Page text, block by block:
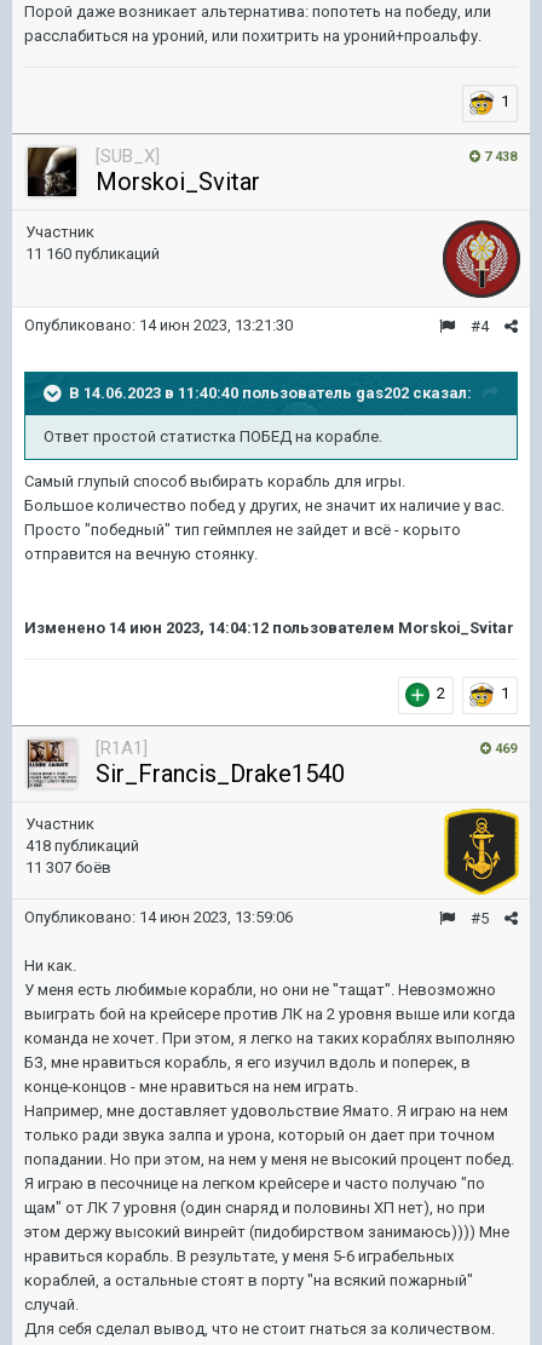
Порой даже возникает альтернатива: попотеть на победу, или
расслабиться на уроний, или похитрить на уроний+проальфу.
1
7 438
[SUB_X]
Morskoi_Svitar
Участник
11 160 публикаций
#4
Опубликовано: 14 июн 2023, 13:21:30
В 14.06.2023 в 11:40:40 пользователь gas202 сказал:
Ответ простой статистка ПОБЕД на корабле.
Самый глупый способ выбирать корабль для игры.
Большое количество побед у других, не значит их наличие у вас.
Просто "победный" тип геймплея не зайдет и всё - корыто
отправится на вечную стоянку.
Изменено 14 июн 2023, 14:04:12 пользователем Morskoi_Svitar
2 1
469
[R1A1]
Sir_Francis_Drake1540
Участник
418 публикаций
11 307 боёв
#5
Опубликовано: 14 июн 2023, 13:59:06
Ни как.
У меня есть любимые корабли, но они не "тащат". Невозможно
выиграть бой на крейсере против ЛК на 2 уровня выше или когда
команда не хочет. При этом, я легко на таких кораблях выполняю
БЗ, мне нравиться корабль, я его изучил вдоль и поперек, в
конце-концов - мне нравиться на нем играть.
Например, мне доставляет удовольствие Ямато. Я играю на нем
только ради звука залпа и урона, который он дает при точном
попадании. Но при этом, на нем у меня не высокий процент побед.
Я играю в песочнице на легком крейсере и часто получаю "по
щам" от ЛК 7 уровня (один снаряд и половины ХП нет), но при
этом держу высокий винрейт (пидобирством занимаюсь)))) Мне
нравиться корабль. В результате, у меня 5-6 играбельных
кораблей, а остальные стоят в порту "на всякий пожарный"
случай.
Для себя сделал вывод, что не стоит гнаться за количеством.